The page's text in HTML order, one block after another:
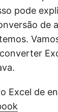
pode
de
Excel de